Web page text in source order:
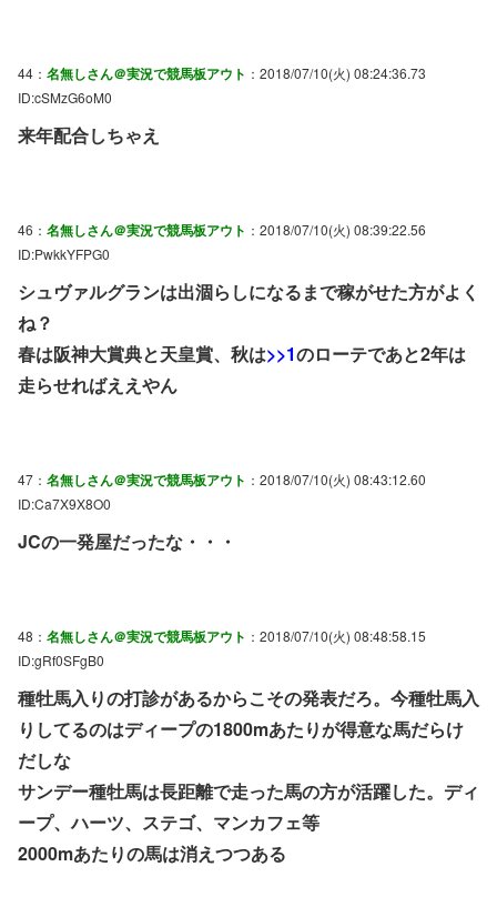
44： 名無しさん＠実況で競馬板アウト ：2018/07/10(火) 08:24:36.73
ID:cSMzG6oM0
来年配合しちゃえ
46： 名無しさん＠実況で競馬板アウト ：2018/07/10(火) 08:39:22.56
ID:PwkkYFPG0
シュヴァルグランは出涸らしになるまで稼がせた方がよく
ね？
春は阪神大賞典と天皇賞、秋は>>1のローテであと2年は
走らせればええやん
47： 名無しさん＠実況で競馬板アウト ：2018/07/10(火) 08:43:12.60
ID:Ca7X9X8O0
JCの一発屋だったな・・・
48： 名無しさん＠実況で競馬板アウト ：2018/07/10(火) 08:48:58.15
ID:gRf0SFgB0
種牡馬入りの打診があるからこその発表だろ。今種牡馬入
りしてるのはディープの1800mあたりが得意な馬だらけ
だしな
サンデー種牡馬は長距離で走った馬の方が活躍した。ディ
ープ、ハーツ、ステゴ、マンカフェ等
2000mあたりの馬は消えつつある